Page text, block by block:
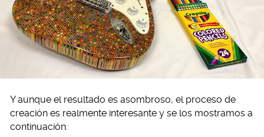
Y aunque el resultado es asombroso, el proceso de
creación es realmente interesante y se los mostramos a
continuación: